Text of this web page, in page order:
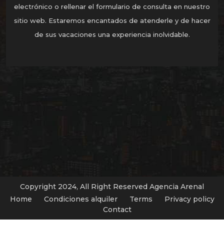
electrónico o rellenar el formulario de consulta en nuestro
sitio web. Estaremos encantados de atenderle y de hacer
de sus vacaciones una experiencia inolvidable.
Copyright 2024, All Right Reserved Agencia Arenal
Home
Condiciones alquiler Terms
Privacy policy
Contact